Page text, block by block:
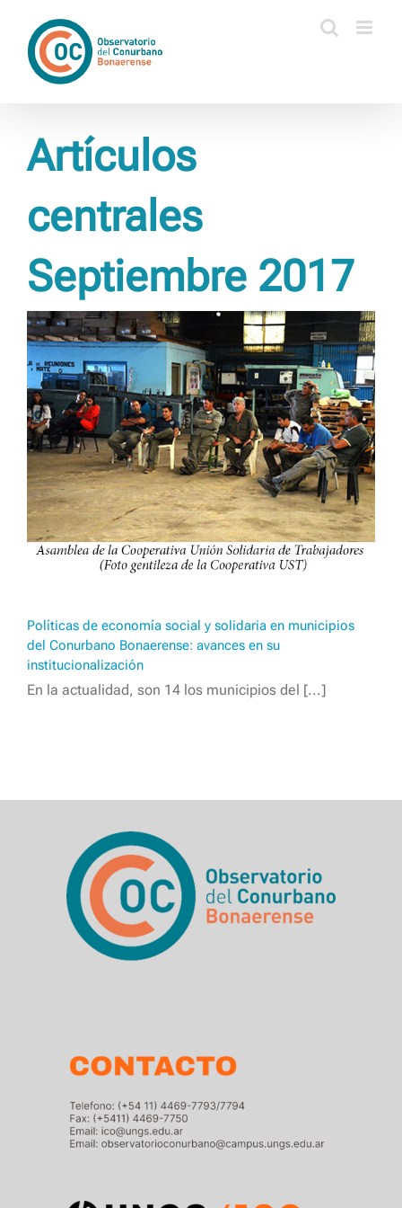
contenido
Artículos
centrales
Septiembre 2017
Políticas de economía social y solidaria en municipios
del Conurbano Bonaerense: avances en su
institucionalización
En la actualidad, son 14 los municipios del [...]